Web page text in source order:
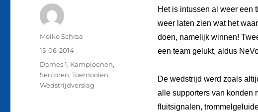
Het is intussen al weer een
weer laten zien wat het
doen, namelijk winnen!
een team gelukt, aldus
De wedstrijd werd zoals
alle supporters van konden
fluitsignalen,
Auteur
Moiko Schraa
Geplaatst
15-06-2014
Categorieën
Dames 1, Kampioenen,
Senioren,Toernooien,
Wedstrijdverslag